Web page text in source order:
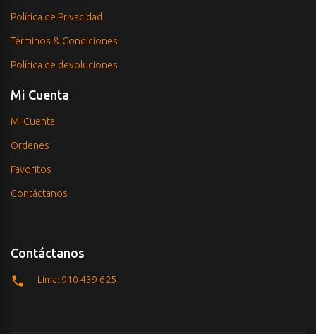
Política de Privacidad
Términos & Condiciones
Política de devoluciones
Mi Cuenta
Mi Cuenta
Ordenes
Favoritos
Contáctanos
Contáctanos
Lima: 910 439 625